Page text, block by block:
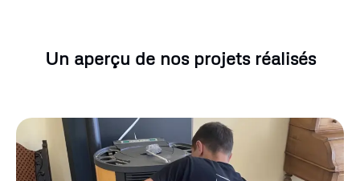
Un aperçu de nos projets réalisés